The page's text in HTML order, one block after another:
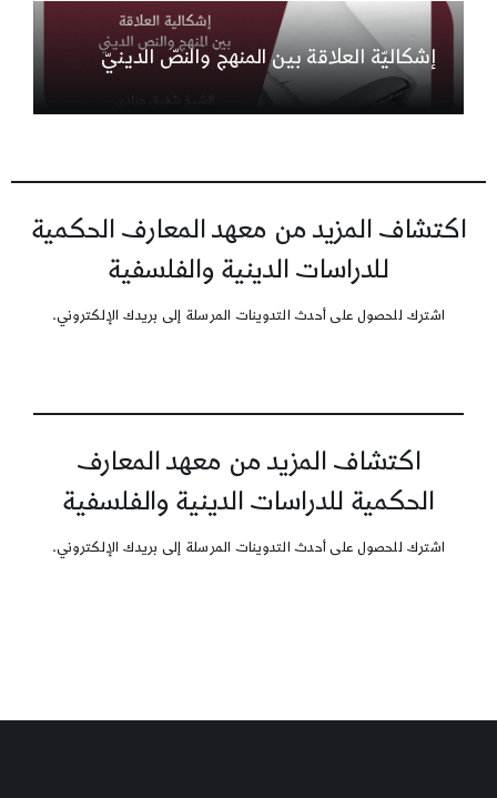
إشكاليّة العلاقة بين المنهج والنصّ الدينيّ
اكتشاف المزيد من معهد المعارف الحكمية
للدراسات الدينية والفلسفية
اشترك للحصول على أحدث التدوينات المرسلة إلى بريدك الإلكتروني.
اكتشاف المزيد من معهد المعارف
الحكمية للدراسات الدينية والفلسفية
اشترك للحصول على أحدث التدوينات المرسلة إلى بريدك الإلكتروني.